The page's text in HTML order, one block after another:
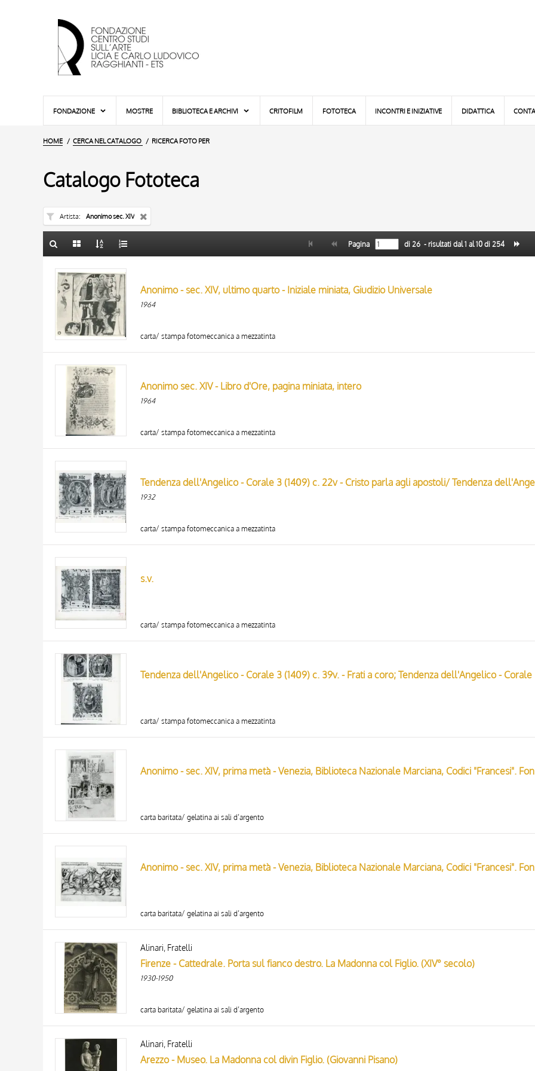
FONDAZIONE MOSTRE BIBLIOTECA E ARCHIVI CRITOFILM FOTOTECA INCONTRI E INIZIATIVE DIDATTICA
HOME CERCA NEL CATALOGO RICERCA FOTO PER
Catalogo Fototeca
Artista Anonimo sec. XIV
AUTORE
ARTISTA
MATERIA E TECNICA
DATA
10 RISULTATI
20 RISULTATI
Pagina di 26 - risultati dal1 al10di 254
Anonimo - sec. XIV, ultimo quarto - Iniziale miniata, Giudizio Universale
1964
carta/ stampa fotomeccanica a mezzatinta
Anonimo sec. XIV - Libro d'Ore, pagina miniata, intero
1964
carta/ stampa fotomeccanica a mezzatinta
1932
carta/ stampa fotomeccanica a mezzatinta
s.v.
carta/ stampa fotomeccanica a mezzatinta
carta/ stampa fotomeccanica a mezzatinta
carta baritata/ gelatina ai sali d’argento
carta baritata/ gelatina ai sali d’argento
Alinari, Fratelli
Firenze - Cattedrale. Porta sul fianco destro. La Madonna col Figlio. (XIV° secolo)
1930-1950
carta baritata/ gelatina ai sali d’argento
Alinari, Fratelli
Arezzo - Museo. La Madonna col divin Figlio. (Giovanni Pisano)